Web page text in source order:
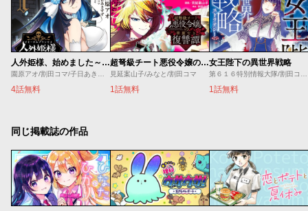
人外姫様、始めました～Ｆｒｅｅ Ｌｉｆｅ Ｆａｎｔａｓｙ Ｏｎｌｉｎｅ～
4話無料
超弩級チート悪役令嬢の華麗なる復讐譚
見延案山子/みなと/割田コマ
1話無料
女王陛下の異世界戦略
1話無料
同じ掲載誌の作品